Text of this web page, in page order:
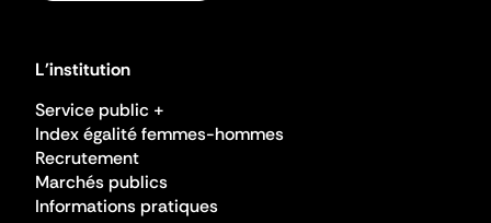
L'institution
Service public +
Index égalité femmes-hommes
Recrutement
Marchés publics
Informations pratiques